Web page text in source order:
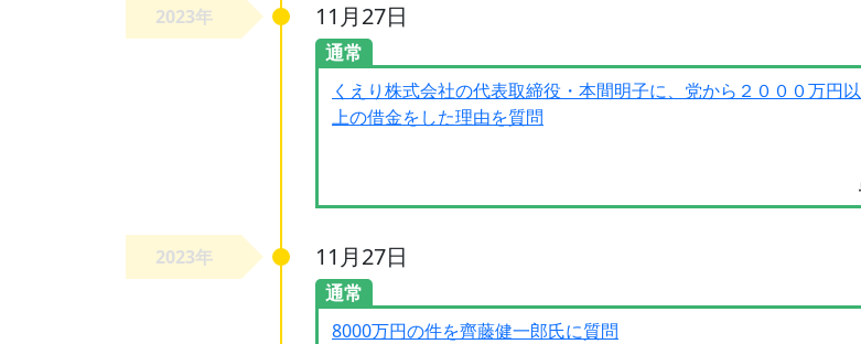
2023年 11月27日
通常
くえり株式会社の代表取締役・本間明子に、党から２０００万円以
上の借金をした理由を質問
2023年 11月27日
通常
8000万円の件を齊藤健一郎氏に質問